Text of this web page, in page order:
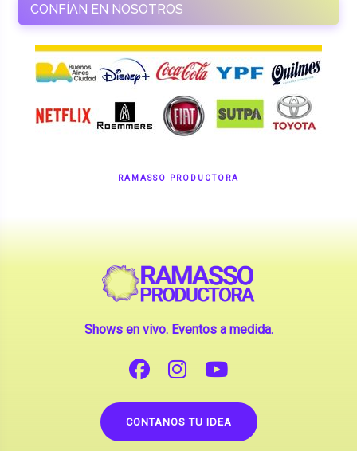
CONFÍAN EN NOSOTROS
RAMASSO PRODUCTORA
Shows en vivo. Eventos a medida.
CONTANOS TU IDEA